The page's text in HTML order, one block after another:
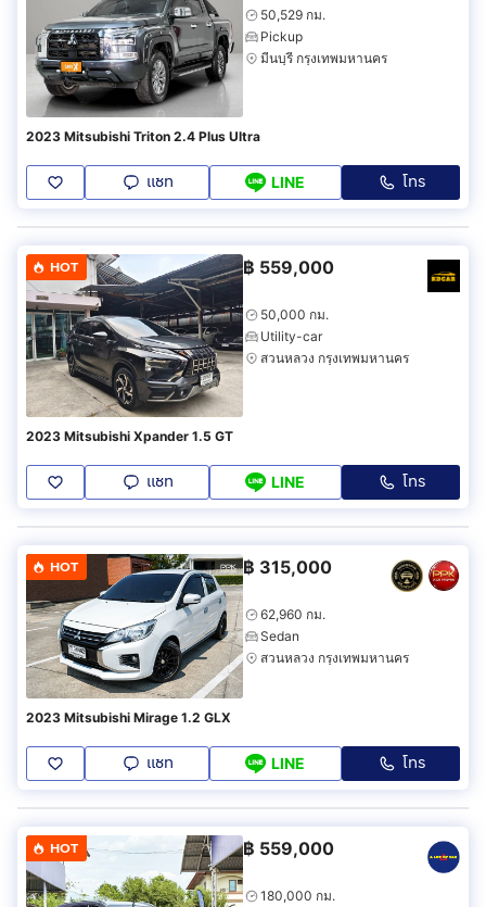
50,529 กม.
Pickup
มีนบุรี กรุงเทพมหานคร
2023 Mitsubishi Triton 2.4 Plus Ultra
แชท LINE โทร
HOT ฿ 559,000
50,000 กม.
Utility-car
สวนหลวง กรุงเทพมหานคร
2023 Mitsubishi Xpander 1.5 GT
แชท LINE โทร
HOT ฿ 315,000
62,960 กม.
Sedan
สวนหลวง กรุงเทพมหานคร
2023 Mitsubishi Mirage 1.2 GLX
แชท LINE โทร
HOT ฿ 559,000
180,000 กม.